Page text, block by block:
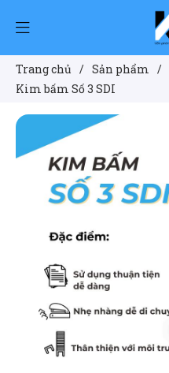
Trang chủ / Sản phẩm /
Kim bấm Số 3 SDI